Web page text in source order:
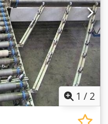
1 /2